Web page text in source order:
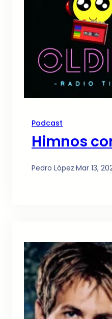
Podcast
Himnos
Pedro López·Mar 13,